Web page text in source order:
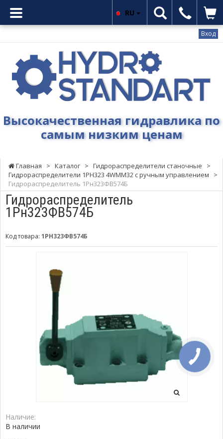
Вход
Гидростандарт
Высокачественная
гидравлика
низким
Высокачественная гидравлика по
самым низким ценам
RU
Главная > Каталог > Гидрораспределители станочные
>
Гидрораспределители 1РН323 4WMM32 с ручным управлением
>
Гидрораспределитель 1Рн323ФВ574Б
Гидрораспределитель
1Рн323ФВ574Б
Код товара: 1РН323ФВ574Б
Наличие:
В наличии